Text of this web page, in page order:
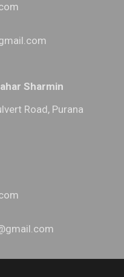
Sharmin
Road, Purana